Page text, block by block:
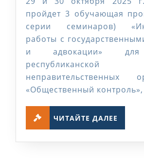
пройдет 3 обучающая
серии семинаров)
работы с
и адвокации»
республиканской
неправительственных
«Общественный контроль»,
ЧИТАЙТЕ ДАЛЕЕ